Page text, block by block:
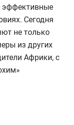
эффективные
Сегодня
не только
из других
Африки, с